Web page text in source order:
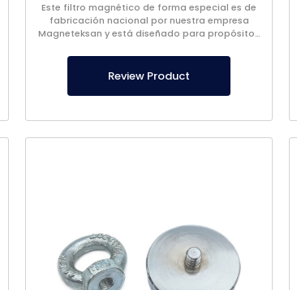
Este filtro magnético de forma especial es de
fabricación nacional por nuestra empresa
Magneteksan y está diseñado para propósitos
personalizados.
Review Product